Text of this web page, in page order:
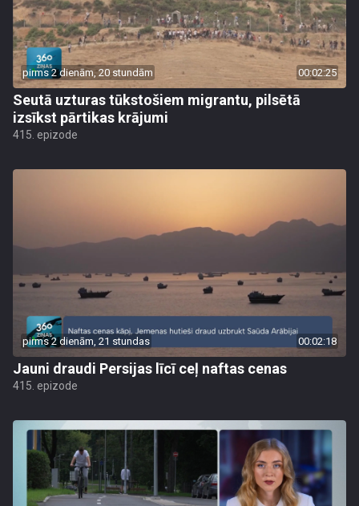
pirms 2 dienām, 20 stundām 00:02:25
Seutā uzturas tūkstošiem migrantu, pilsētā
izsīkst pārtikas krājumi
415. epizode
pirms 2 dienām, 21 stundas 00:02:18
Jauni draudi Persijas līcī ceļ naftas cenas
415. epizode